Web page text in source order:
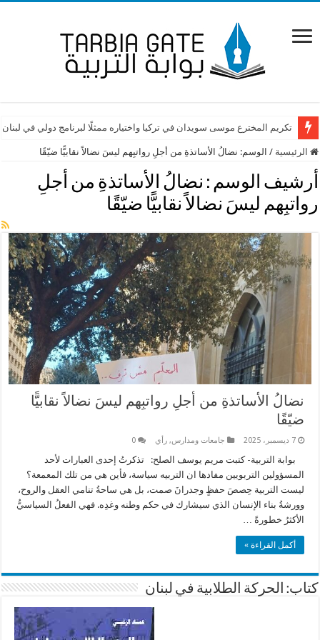
تكريم المخترع موسى سويدان في تركيا واختياره ممثلًا لبرنامج دولي في لبنان
الرئيسية / الوسم: نضالُ الأساتذةِ من أجلِ رواتبِهم ليسَ نضالاً نقابيًّا ضيّقًا
أرشيف الوسم : نضالُ الأساتذةِ من أجلِ
رواتبِهم ليسَ نضالاً نقابيًّا ضيّقًا
نضالُ الأساتذةِ من أجلِ رواتبِهم ليسَ نضالاً نقابيًّا
ضيّقًا
7 ديسمبر، 2025 جامعات ومدارس,رأي 0
بوابة التربية- كتبت مريم يوسف الصلح: تذكرتُ إحدى العبارات لأحد
المسؤولين التربويين مفادها ان التربيه سياسة، فأين هي من تلك المعمعة؟
ليست التربية حِصصَ حفظٍ وجدرانَ صمت، بل هي ساحةُ تنامي العقل والروح،
وورشةُ بناء الإنسان الذي سيشارك في حكم وطنه وغدِه. فهي الفعلُ السياسيُّ
الأكثرُ خطورةً …
أكمل القراءة »
كتاب: الحركة الطلابية في لبنان